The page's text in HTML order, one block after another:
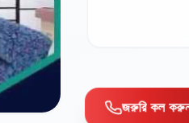
জরুরি কল করুন